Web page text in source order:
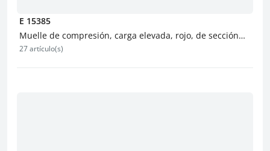
E 15385
Muelle de compresión, carga elevada, rojo, de sección
redonda
27 artículo(s)